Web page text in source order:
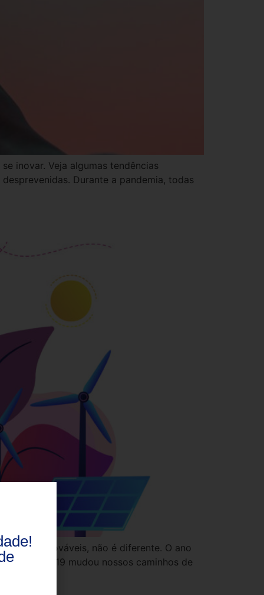
inovar. Veja algumas tendências
Durante a pandemia, todas
renováveis, não é diferente. O ano
da Covid-19 mudou nossos caminhos de